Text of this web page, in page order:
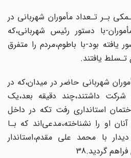
بـر‌ تـعداد مأموران‌ شهربانی‌ در‌
با دستور رئیس شهربانی،که
بود-با باطوم‌،مردم‌‌ را متفرق
یافتند‌.
شهربانی حاضر در میدان،که در
شرکت داشتند،چند دقیقه بعد،یک‌
استانداری رفت تکه در‌ داخل‌
او را نشناخته،مدعی‌اند که بـا
با محمد علی مقدم،استاندار
گردید.38